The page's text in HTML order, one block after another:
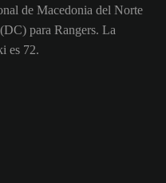
de Macedonia del Norte
para Rangers. La
es 72.